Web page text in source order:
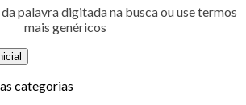
palavra digitada na busca ou use termos
mais genéricos
categorias